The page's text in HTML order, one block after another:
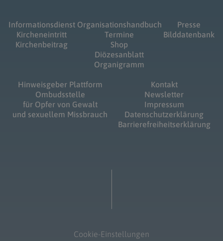
Informationsdienst
Kircheneintritt
Kirchenbeitrag
Organisationshandbuch
Termine
Shop
Diözesanblatt
Organigramm
Presse
Bilddatenbank
Hinweisgeber Plattform
Ombudsstelle
für Opfer von Gewalt
und sexuellem Missbrauch
Kontakt
Newsletter
Impressum
Datenschutzerklärung
Barrierefreiheitserklärung
Cookie-Einstellungen